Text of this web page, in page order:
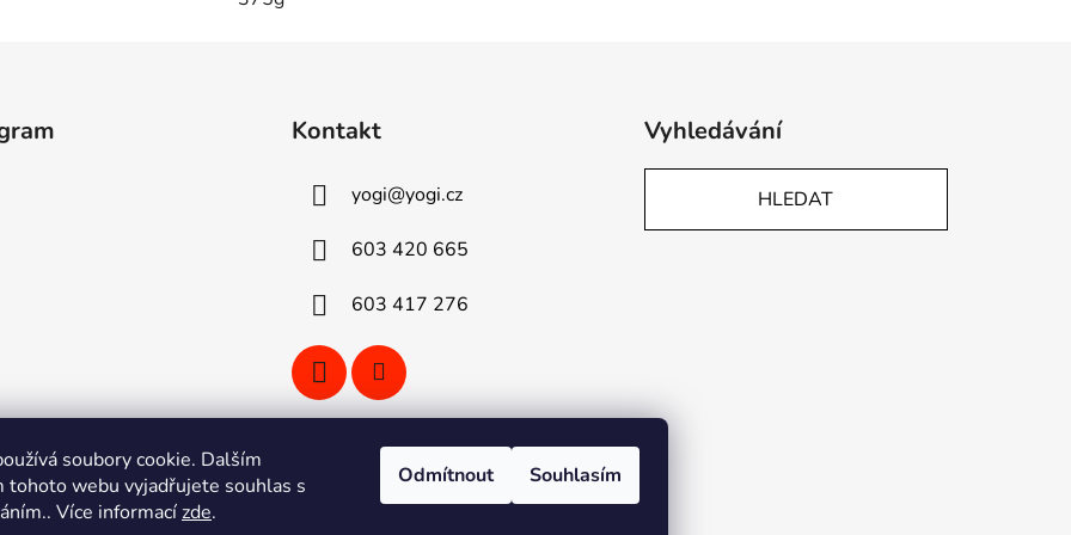
soubory cookie. Dalším
tohoto webu vyjadřujete souhlas s
Více informacízde.
Odmítnout Souhlasím
Sledovat na Instagramu
Kontakt
yogi@yogi.cz
603 420 665
603 417 276
Vyhledávání
HLEDAT